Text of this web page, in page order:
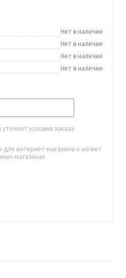
Нет в наличии
Нет в наличии
Нет в наличии
Нет в наличии
условия заказа
для интернет-магазина и может
магазинах